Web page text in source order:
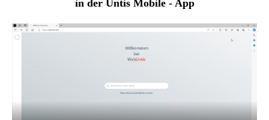
in der Untis Mobile - App